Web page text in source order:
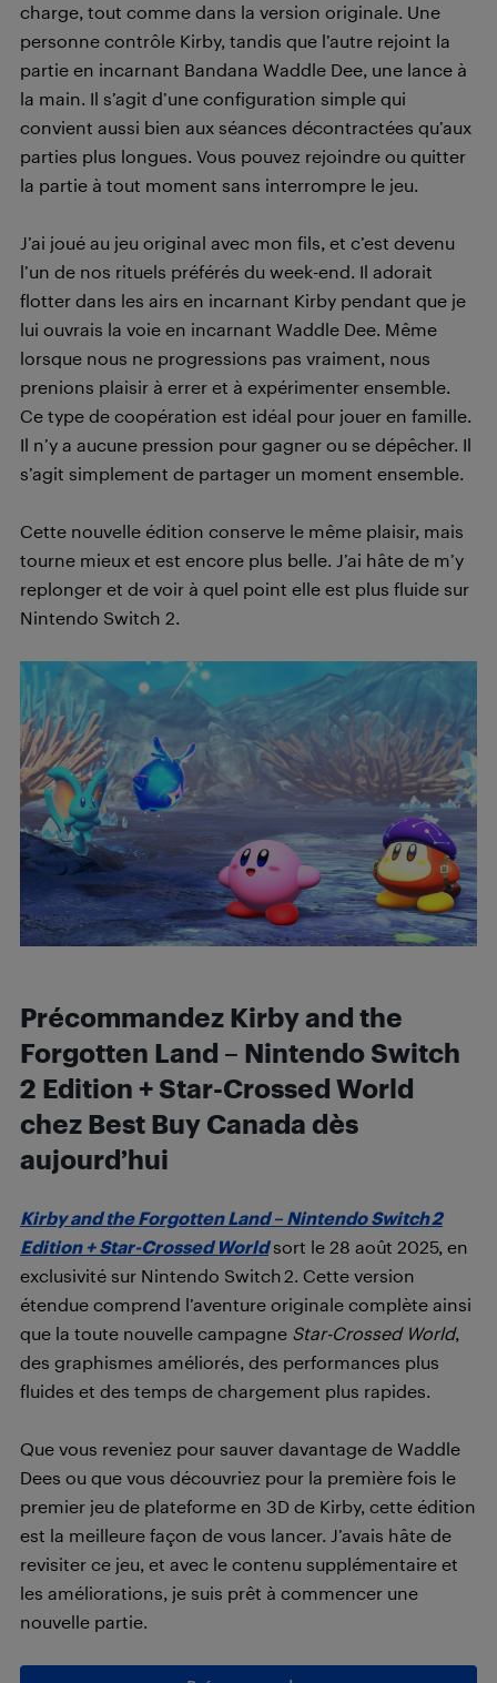
charge, tout comme dans la version originale. Une
personne contrôle Kirby, tandis que l’autre rejoint la
partie en incarnant Bandana Waddle Dee, une lance à
la main. Il s’agit d’une configuration simple qui
convient aussi bien aux séances décontractées qu’aux
parties plus longues. Vous pouvez rejoindre ou quitter
la partie à tout moment sans interrompre le jeu.
J’ai joué au jeu original avec mon fils, et c’est devenu
l’un de nos rituels préférés du week-end. Il adorait
flotter dans les airs en incarnant Kirby pendant que je
lui ouvrais la voie en incarnant Waddle Dee. Même
lorsque nous ne progressions pas vraiment, nous
prenions plaisir à errer et à expérimenter ensemble.
Ce type de coopération est idéal pour jouer en famille.
Il n’y a aucune pression pour gagner ou se dépêcher. Il
s’agit simplement de partager un moment ensemble.
Cette nouvelle édition conserve le même plaisir, mais
tourne mieux et est encore plus belle. J’ai hâte de m’y
replonger et de voir à quel point elle est plus fluide sur
Nintendo Switch 2.
Précommandez Kirby and the
Forgotten Land – Nintendo Switch
2 Edition + Star-Crossed World
chez Best Buy Canada dès
aujourd’hui
Kirby and the Forgotten Land – Nintendo Switch 2
Edition + Star-Crossed Worldsort le 28 août 2025, en
exclusivité sur Nintendo Switch 2. Cette version
étendue comprend l’aventure originale complète ainsi
que la toute nouvelle campagne Star-Crossed World,
des graphismes améliorés, des performances plus
fluides et des temps de chargement plus rapides.
Que vous reveniez pour sauver davantage de Waddle
Dees ou que vous découvriez pour la première fois le
premier jeu de plateforme en 3D de Kirby, cette édition
est la meilleure façon de vous lancer. J’avais hâte de
revisiter ce jeu, et avec le contenu supplémentaire et
les améliorations, je suis prêt à commencer une
nouvelle partie.